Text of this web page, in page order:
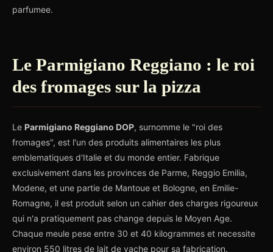
parfumee.
Le Parmigiano Reggiano : le roi
des fromages sur la pizza
Le Parmigiano Reggiano DOP, surnomme le "roi des
fromages", est l'un des produits alimentaires les plus
emblematiques d'Italie et du monde entier. Fabrique
exclusivement dans les provinces de Parme, Reggio Emilia,
Modene, et une partie de Mantoue et Bologne, en Emilie-
Romagne, il est produit selon un cahier des charges rigoureux
qui n'a pratiquement pas change depuis le Moyen Age.
Chaque meule pese entre 30 et 40 kilogrammes et necessite
environ 550 litres de lait de vache pour sa fabrication.